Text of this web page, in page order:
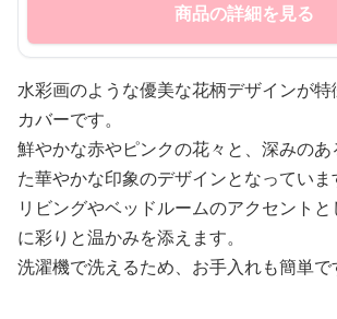
商品の詳細を見る
水彩画のような優美な花柄デザインが
カバーです。
鮮やかな赤やピンクの花々と、深みの
た華やかな印象のデザインとなっていま
リビングやベッドルームのアクセント
に彩りと温かみを添えます。
洗濯機で洗えるため、お手入れも簡単で